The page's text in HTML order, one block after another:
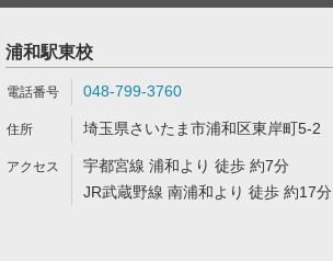
浦和駅東校
048-799-3760
埼玉県さいたま市浦和区東岸町5-2
宇都宮線 浦和より 徒歩 約7分
JR武蔵野線 南浦和より 徒歩 約17分